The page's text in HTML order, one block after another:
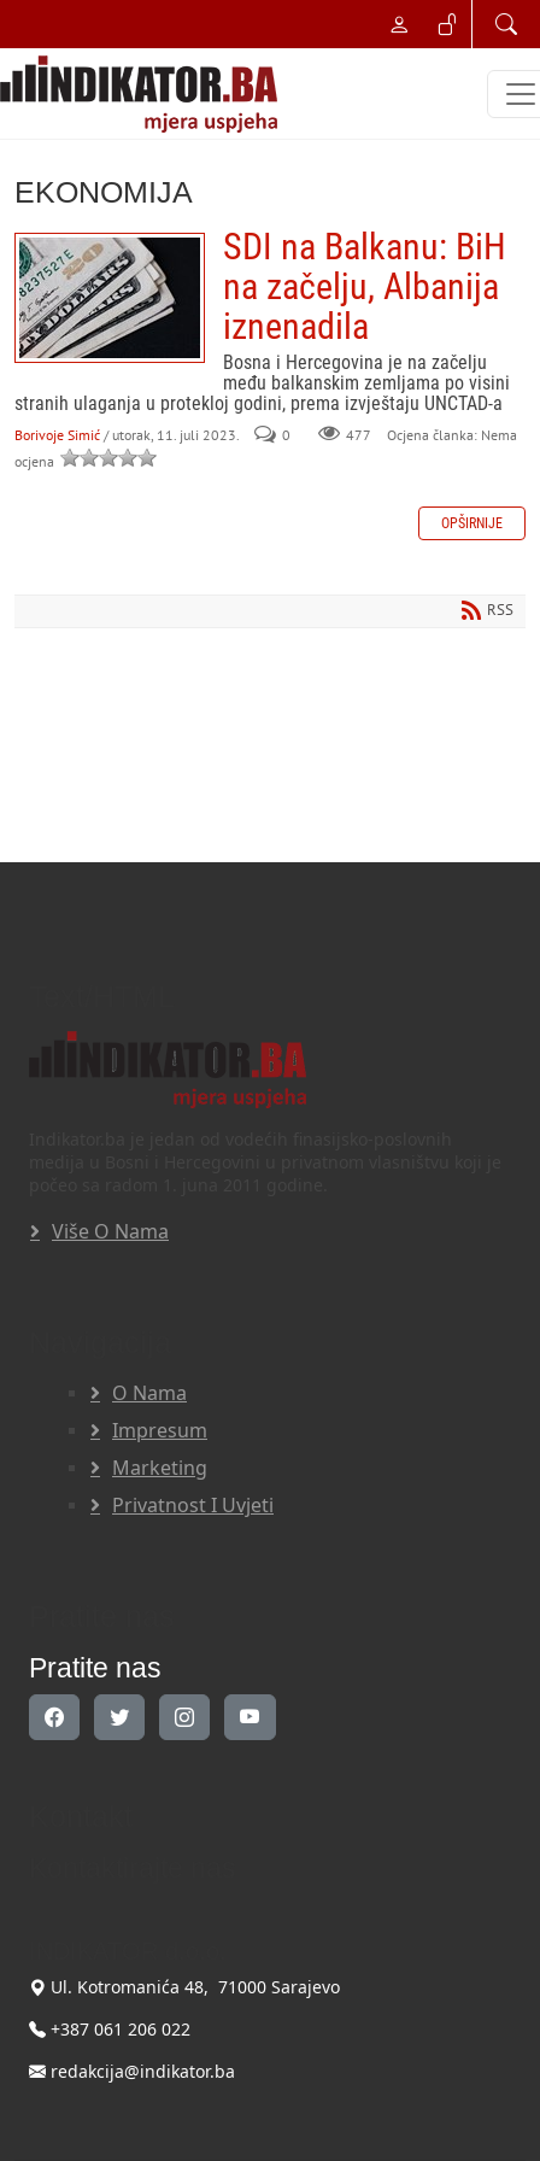
EKONOMIJA
SDI na Balkanu: BiH
na začelju, Albanija
iznenadila
Bosna i Hercegovina je na začelju
među balkanskim zemljama po visini
stranih ulaganja u protekloj godini, prema izvještaju UNCTAD-a
Borivoje Simić / utorak, 11. juli 2023. 0 477
Ocjena članka: Nema
ocjena
OPŠIRNIJE
RSS
Više O Nama
O Nama
Impresum
Marketing
Privatnost I Uvjeti
Pratite nas
Ul. Kotromanića 48, 71000 Sarajevo
+387 061 206 022
redakcija@indikator.ba